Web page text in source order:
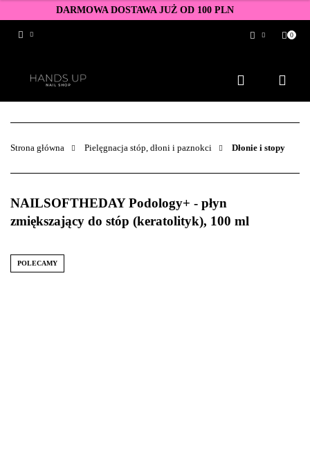
DARMOWA DOSTAWA JUŻ OD 100 PLN
Zarejestruj się
Dodaj zgłoszenie
Zgody cookies
0
Strona główna Pielęgnacja stóp, dłoni i paznokci Dłonie i stopy
NAILSOFTHEDAY Podology+ - płyn
zmiększający do stóp (keratolityk), 100 ml
POLECAMY